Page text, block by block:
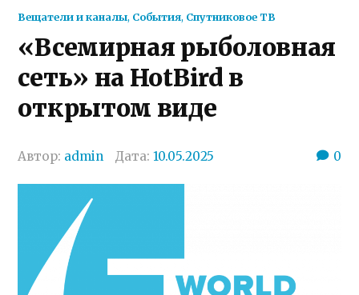
Вещатели и каналы, События, Спутниковое ТВ
«Всемирная рыболовная
сеть» на HotBird в
открытом виде
Автор: admin Дата:10.05.2025 0